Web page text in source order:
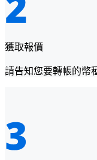
獲取報價
請告知您要轉帳的幣